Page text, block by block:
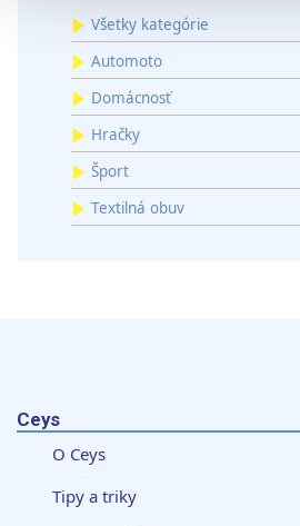
sociálnych médií a analýzu
súbory cookie. Informácie o tom,
webové stránky, poskytujeme aj
oblasti sociálnych médií, inzercie
môžu príslušné informácie
údajmi, ktoré ste im poskytli alebo
keď ste používali ich služby.
Všetky kategórie
Automoto
Domácnosť
Hračky
Šport
Textilná obuv
Ceys
O Ceys
Tipy a triky